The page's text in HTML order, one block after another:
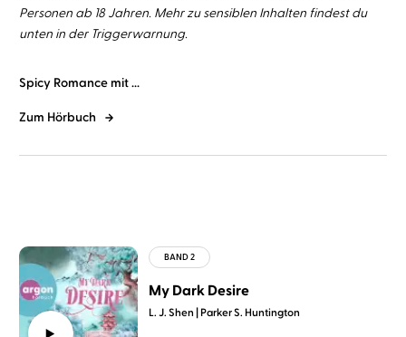
Personen ab 18 Jahren. Mehr zu sensiblen Inhalten findest du
unten in der Triggerwarnung.
Spicy Romance mit ...
Zum Hörbuch
L. J. Shen Parker S. Huntington
My Dark Desire